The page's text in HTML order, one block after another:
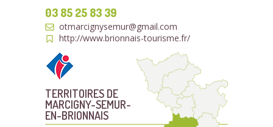
03 85 25 83 39
otmarcignysemur@gmail.com
http://www.brionnais-tourisme.fr/
TERRITOIRES DE
MARCIGNY-SEMUR-
EN-BRIONNAIS